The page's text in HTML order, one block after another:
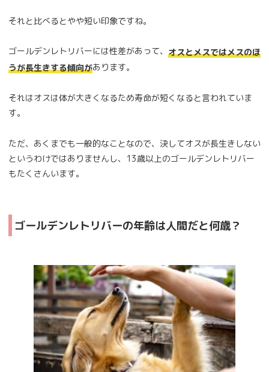
それと比べるとやや短い印象ですね。
ゴールデンレトリバーには性差があって、 オスとメスではメスのほ
うが長生きする傾向があります。
それはオスは体が大きくなるため寿命が短くなると言われていま
す。
ただ、あくまでも一般的なことなので、決してオスが長生きしない
というわけではありませんし、13歳以上のゴールデンレトリバー
もたくさんいます。
ゴールデンレトリバーの年齢は人間だと何歳？